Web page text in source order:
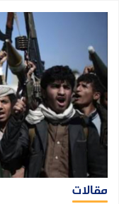
مقالات